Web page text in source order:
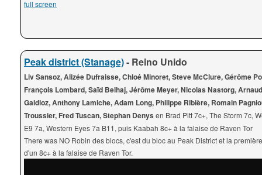
full screen
Peak district (Stanage)- Reino Unido
Liv Sansoz, Alizée Dufraisse, Chloé Minoret, Steve McClure, Gérôme
François Lombard, Saïd Belhaj, Jérôme Meyer, Nicolas Nastorg,
Gaidioz, Anthony Lamiche, Adam Long, Philippe Ribière, Romain
Troussier, Fred Tuscan, Stephan Denys en Brad Pitt 7c+, The Storm 7c,
E9 7a, Western Eyes 7a B11, puis Kaabah 8c+ à la falaise de Raven Tor
There was NO Robin des blocs, c'est du bloc au Peak District et la
d'un 8c+ à la falaise de Raven Tor.